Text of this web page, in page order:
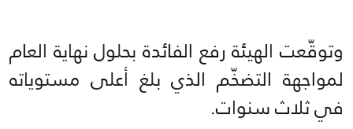
وتوقّعت الهيئة رفع الفائدة بحلول نهاية العام
لمواجهة التضخّم الذي بلغ أعلى مستوياته
في ثلاث سنوات.